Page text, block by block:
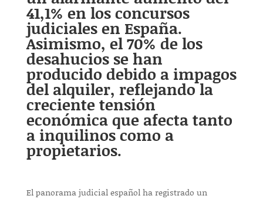
41,1% en los concursos
judiciales en España.
Asimismo, el 70% de los
desahucios se han
producido debido a impagos
del alquiler, reflejando la
creciente tensión
económica que afecta tanto
a inquilinos como a
propietarios.
El panorama judicial español ha registrado un